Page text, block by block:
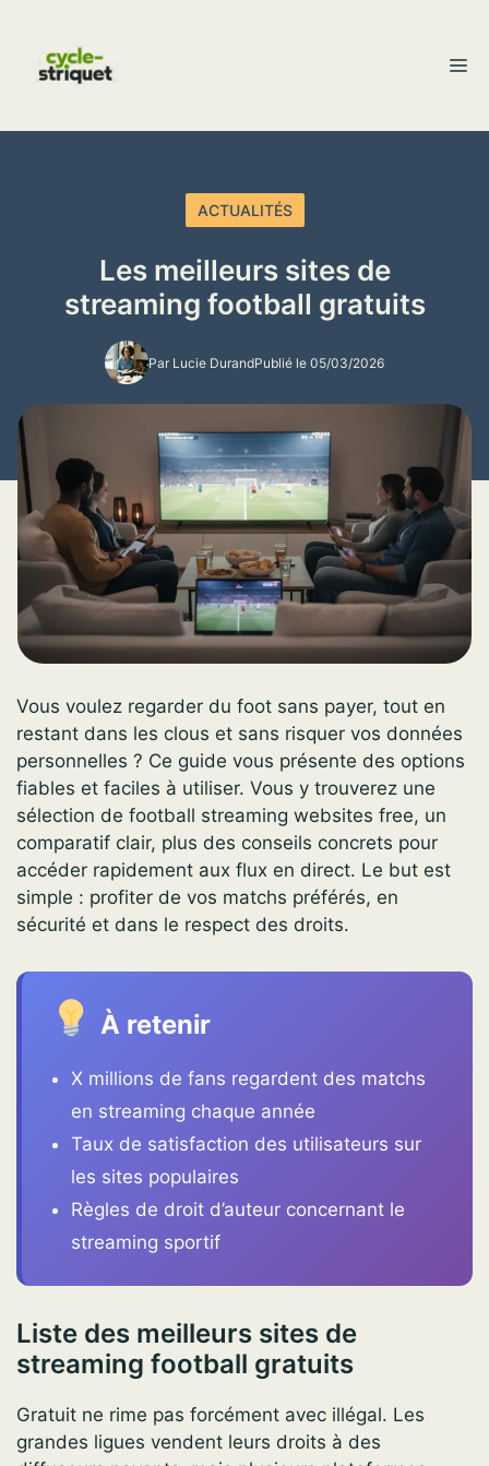
contenu
ACTUALITÉS
Les meilleurs sites de
streaming football gratuits
Par Lucie DurandPublié le 05/03/2026
Vous voulez regarder du foot sans payer, tout en
restant dans les clous et sans risquer vos données
personnelles ? Ce guide vous présente des options
fiables et faciles à utiliser. Vous y trouverez une
sélection de football streaming websites free, un
comparatif clair, plus des conseils concrets pour
accéder rapidement aux flux en direct. Le but est
simple : profiter de vos matchs préférés, en
sécurité et dans le respect des droits.
À retenir
X millions de fans regardent des matchs
en streaming chaque année
Taux de satisfaction des utilisateurs sur
les sites populaires
Règles de droit d’auteur concernant le
streaming sportif
Liste des meilleurs sites de
streaming football gratuits
Gratuit ne rime pas forcément avec illégal. Les
grandes ligues vendent leurs droits à des